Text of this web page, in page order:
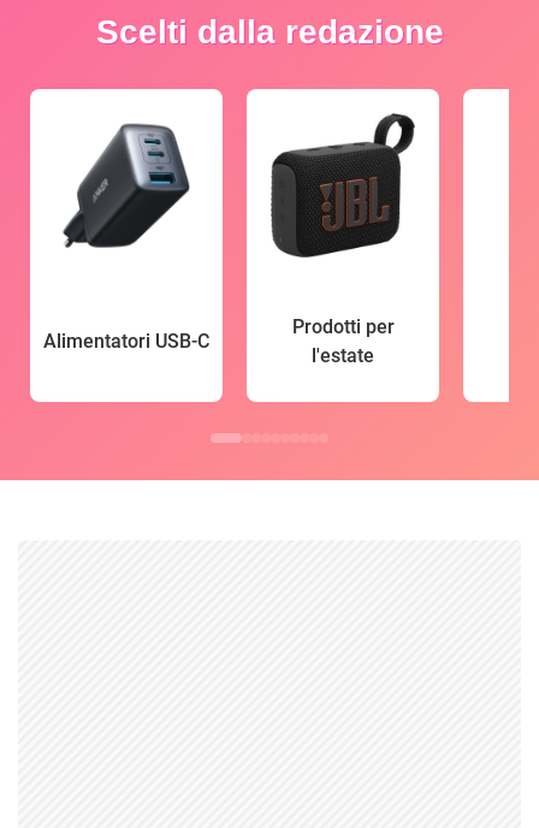
Scelti dalla redazione
Alimentatori USB-C
Prodotti per
l'estate